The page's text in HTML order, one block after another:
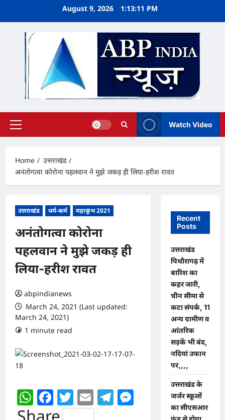
August 9, 2026 1:13:12 PM
Primary
Watch Video
Home
उत्तराखंड
अनंतोगत्वा कोरोना पहलवान ने मुझे जकड़ ही लिया-हरीश रावत
उत्तराखंड धर्म-कर्म महाकुंभ 2021
अनंतोगत्वा कोरोना
पहलवान ने मुझे जकड़ ही
लिया-हरीश रावत
abpindianews
March 24, 2021 (Last updated:
March 24, 2021)
1 minute read
WhatsApp
Facebook
Twitter
EmailTelegram
Messenger
Recent
Posts
उत्तराखंड
पिथौरागढ़ में
बारिश का
कहर जारी,
चीन सीमा से
कटा संपर्क, 11
अन्य ग्रामीण व
आंतरिक
सड़कें भी बंद,
नदियां उफान
पर,,,,
उत्तराखंड के
जर्जर स्कूलों
का सीएसआर